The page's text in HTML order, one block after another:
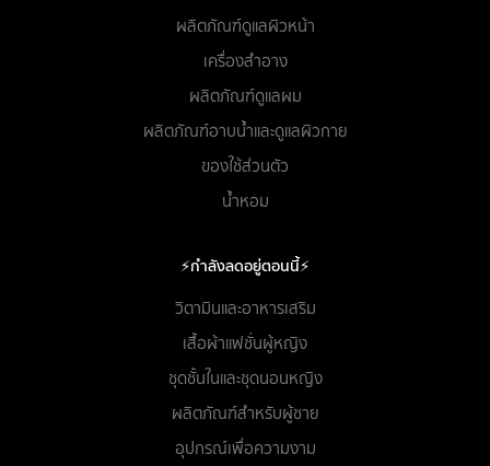
ผลิตภัณฑ์ดูแลผิวหน้า
เครื่องสำอาง
ผลิตภัณฑ์ดูแลผม
ผลิตภัณฑ์อาบน้ำและดูแลผิวกาย
ของใช้ส่วนตัว
น้ำหอม
⚡กำลังลดอยู่ตอนนี้⚡
วิตามินและอาหารเสริม
เสื้อผ้าแฟชั่นผู้หญิง
ชุดชั้นในและชุดนอนหญิง
ผลิตภัณฑ์สำหรับผู้ชาย
อุปกรณ์เพื่อความงาม